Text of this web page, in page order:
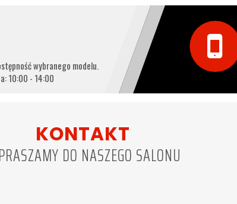
wybranego modelu.
10:00 - 14:00
KONTAKT
DO NASZEGO SALONU